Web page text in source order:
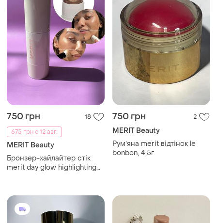
750 грн
18
675 грн с 12 авг.
MERIT Beauty
Бронзер-хайлайтер стік
merit day glow highlighting
750 грн 2
MERIT Beauty
Румʼяна merit відтінок le
bonbon, 4,5г